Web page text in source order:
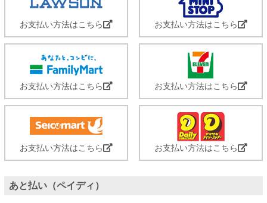
お支払い方法はこちら お支払い方法はこちら
お支払い方法はこちら お支払い方法はこちら
お支払い方法はこちら お支払い方法はこちら
あと払い（ペイディ）